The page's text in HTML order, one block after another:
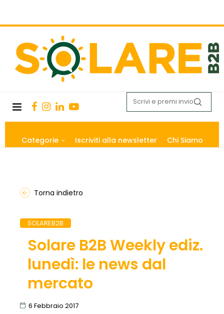
Categorie Iscriviti alla newsletter Chi Siamo
Torna indietro
SOLAREB2B
Solare B2B Weekly ediz.
lunedì: le news dal
mercato
6 Febbraio 2017